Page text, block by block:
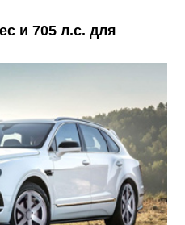
и 705 л.с. для